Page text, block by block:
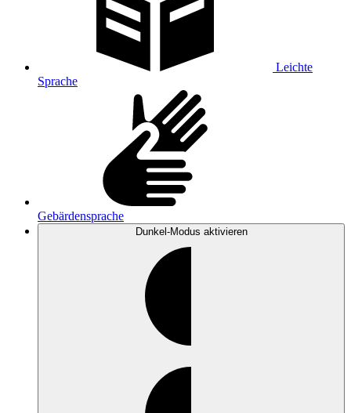
Leichte
Sprache
Gebärdensprache
Dunkel-Modus aktivieren